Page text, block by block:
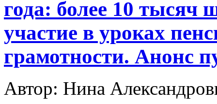
года: более 10 тысяч
участие в уроках
грамотности. Анонс
Автор: Нина